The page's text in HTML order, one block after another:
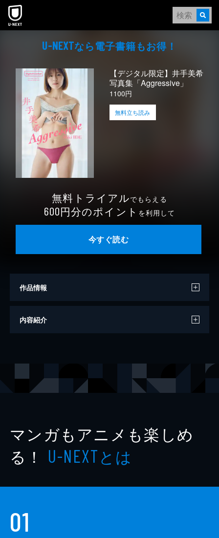
本文へスキップ
U-NEXTなら電⼦書籍もお得！
【デジタル限定】井手美希
写真集「Aggressive」
1100円
無料立ち読み
無料トライアルでもらえる
600円分のポイント を利用して
今すぐ読む
作品情報
モデル
内容紹介
マンガもアニメも楽しめ
る！ U-NEXTとは
01